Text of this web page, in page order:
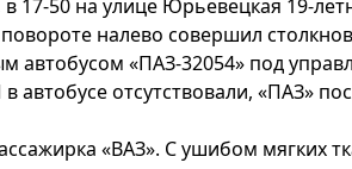
17-50 на улице Юрьевецкая 19-
налево совершил
автобусом «ПАЗ-32054» под
отсутствовали, «ПАЗ»
«ВАЗ». С ушибом мягких